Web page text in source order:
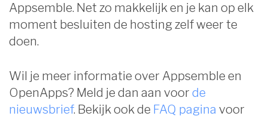
Appsemble. Net zo makkelijk en je kan op elk
moment besluiten de hosting zelf weer te
doen.
Wil je meer informatie over Appsemble en
OpenApps? Meld je dan aan voor de
nieuwsbrief. Bekijk ook de FAQ pagina voor